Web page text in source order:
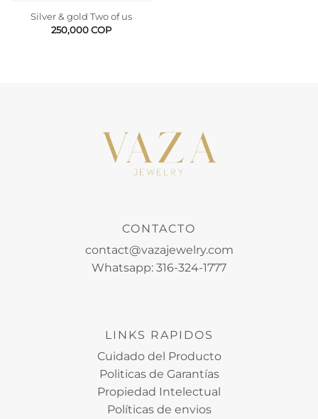
Silver & gold Two of us
250,000COP
CONTACTO
contact@vazajewelry.com
Whatsapp: 316-324-1777
LINKS RAPIDOS
Cuidado del Producto
Politicas de Garantías
Propiedad Intelectual
Políticas de envios